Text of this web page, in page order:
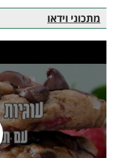
מתכוני וידאו